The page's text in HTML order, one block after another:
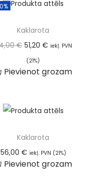
Kaklarota
€ 51,20 € iekļ. PVN
(21%)
Pievienot grozam
Kaklarota
56,00 € iekļ. PVN (21%)
Pievienot grozam